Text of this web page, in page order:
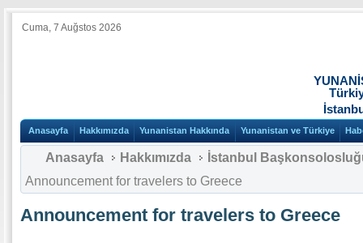
Cuma, 7 Auğstos 2026
Anasayfa Hakkımızda Yunanistan Hakkında Yunanistan ve Türkiye
Anasayfa Hakkımızda
İstanbul
Announcement for travelers to Greece
Announcement for travelers to Greece